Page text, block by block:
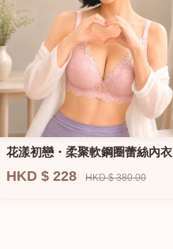
花漾初戀・柔聚軟鋼圈蕾絲內衣
HKD $ 228 HKD $ 380.00